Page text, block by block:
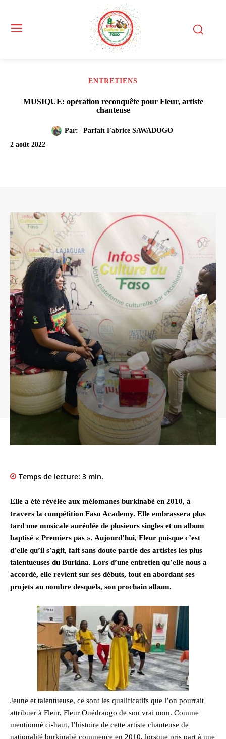
ENTRETIENS
MUSIQUE: opération reconquête pour Fleur, artiste
chanteuse
Par:
Parfait Fabrice SAWADOGO
2 août 2022
Temps de lecture: 3 min.
Elle a été révélée aux mélomanes burkinabè en 2010, à
travers la compétition Faso Academy. Elle embrassera plus
tard une musicale auréolée de plusieurs singles et un album
baptisé « Premiers pas ». Aujourd’hui, Fleur puisque c’est
d’elle qu’il s’agit, fait sans doute partie des artistes les plus
talentueuses du Burkina. Lors d’une entretien qu’elle nous a
accordé, elle revient sur ses débuts, tout en abordant ses
projets au nombre desquels, son prochain album.
Jeune et talentueuse, ce sont les qualificatifs que l’on pourrait
attribuer à Fleur, Fleur Ouédraogo de son vrai nom. Comme
mentionné ci-haut, l’histoire de cette artiste chanteuse de
nationalité burkinabè commence en 2010, lorsque pris part à une